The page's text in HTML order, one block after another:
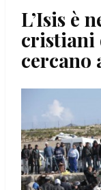
L’Isis è
cristiani
cercano